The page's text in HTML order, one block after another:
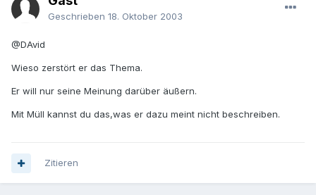
Geschrieben 18. Oktober 2003
@DAvid
Wieso zerstört er das Thema.
Er will nur seine Meinung darüber äußern.
Mit Müll kannst du das,was er dazu meint nicht beschreiben.
Zitieren